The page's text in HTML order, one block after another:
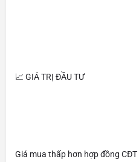
📈 GIÁ TRỊ ĐẦU TƯ
Giá mua thấp hơn hợp đồng